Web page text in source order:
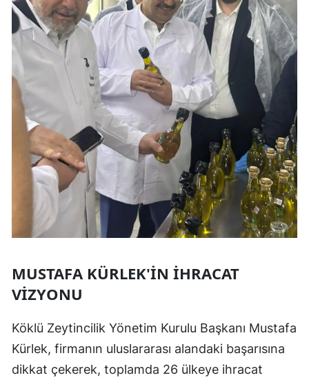
MUSTAFA KÜRLEK'IN İHRACAT
VIZYONU
Köklü Zeytincilik Yönetim Kurulu Başkanı Mustafa
Kürlek, firmanın uluslararası alandaki başarısına
dikkat çekerek, toplamda 26 ülkeye ihracat